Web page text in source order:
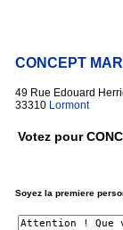
CONCEPT
49 Rue Edouard
33310 Lormont
Votez pour
Soyez la premiere